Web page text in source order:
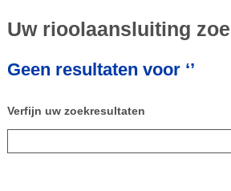
Uw rioolaansluiting
Geen resultaten voor ‘’
Verfijn uw zoekresultaten